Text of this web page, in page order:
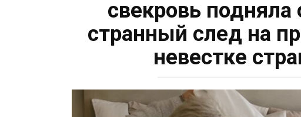
свекровь
странный след на
невестке